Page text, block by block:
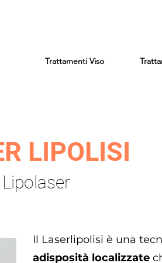
Trattamenti Viso
LIPOLISI
Lipolaser
Il Laserlipolisi è una
adisposità localizzate